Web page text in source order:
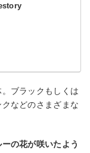
ブラックもしくは
などのさまざまな
の花が咲いたよう